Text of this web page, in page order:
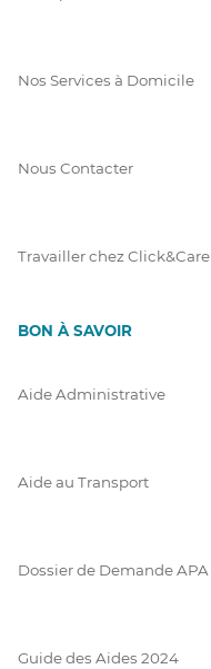
Nos Services à Domicile
Nous Contacter
Travailler chez Click&Care
BON À SAVOIR
Aide Administrative
Aide au Transport
Dossier de Demande APA
Guide des Aides 2024